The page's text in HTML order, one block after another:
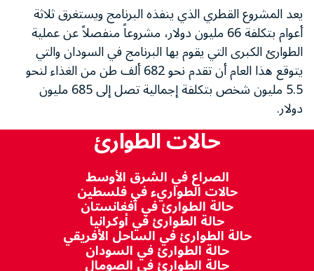
يعد المشروع القطري الذي ينفذه البرنامج ويستغرق ثلاثة
أعوام بتكلفة 66 مليون دولار، مشروعاً منفصلاً عن عملية
الطوارئ الكبرى التي يقوم بها البرنامج في السودان والتي
يتوقع هذا العام أن تقدم نحو 682 ألف طن من الغذاء لنحو
5.5 مليون شخص بتكلفة إجمالية تصل إلى 685 مليون
دولار.
حالات الطوارئ
الصراع في الشرق الأوسط
حالات الطواريء في فلسطين
حالة الطوارئ في أفغانستان
حالة الطوارئ في أوكرانيا
حالة الطوارئ في الساحل الأفريقي
حالة الطوارئ في السودان
حالة الطوارئ في الصومال